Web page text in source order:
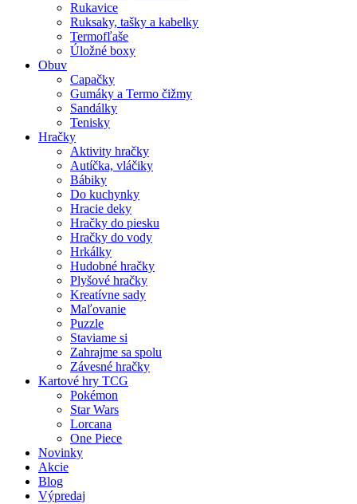
Rukavice
Ruksaky, tašky a kabelky
Termofľaše
Úložné boxy
Obuv
Capačky
Gumáky a Termo čižmy
Sandálky
Tenisky
Hračky
Aktivity hračky
Autíčka, vláčiky
Bábiky
Do kuchynky
Hracie deky
Hračky do piesku
Hračky do vody
Hrkálky
Hudobné hračky
Plyšové hračky
Kreatívne sady
Maľovanie
Puzzle
Staviame si
Zahrajme sa spolu
Závesné hračky
Kartové hry TCG
Pokémon
Star Wars
Lorcana
One Piece
Novinky
Akcie
Blog
Výpredaj